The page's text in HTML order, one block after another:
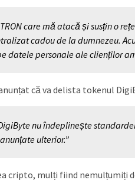
care mă atacă și susțin o
cadou de la dumnezeu.
datele personale ale clienților
că va delista tokenul
nu îndeplinește
ulterior.”
mulți fiind nemulțumiți